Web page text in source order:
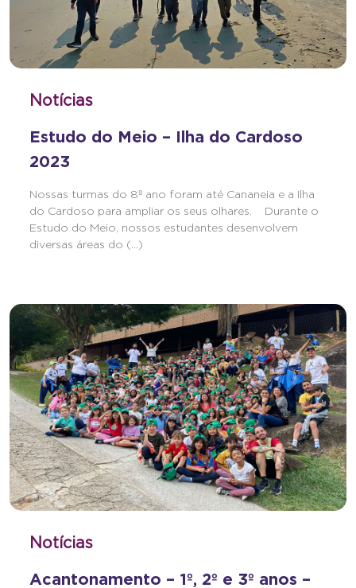
Notícias
Estudo do Meio – Ilha do Cardoso
2023
Nossas turmas do 8º ano foram até Cananeia e a Ilha
do Cardoso para ampliar os seus olhares. Durante o
Estudo do Meio, nossos estudantes desenvolvem
diversas áreas do (...)
Notícias
Acantonamento – 1º, 2º e 3º anos –